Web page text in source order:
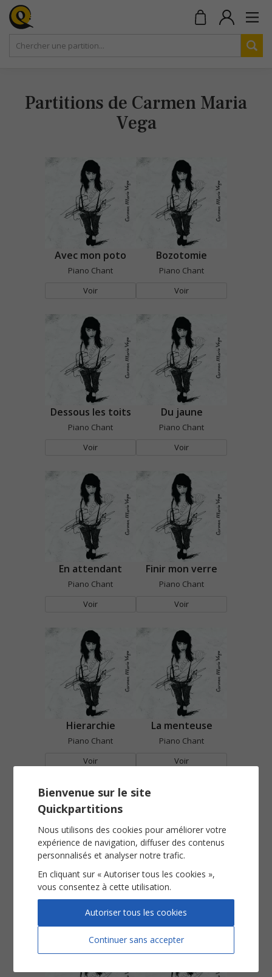
Partitions de Carmen Maria
Vega
Avec mon poto
Piano Chant
Voir
Bozotomie
Piano Chant
Voir
Dessous les toits
Piano Chant
Voir
Du jaune
Piano Chant
Voir
En attendant
Piano Chant
Voir
Finir mon verre
Piano Chant
Voir
Hierarchie
Piano Chant
Voir
La menteuse
Piano Chant
Voir
Le fourbe
Piano Chant
Voir
Piano Chant
Voir
Bienvenue sur le site
Quickpartitions
Nous utilisons des cookies pour améliorer votre
expérience de navigation, diffuser des contenus
personnalisés et analyser notre trafic.
En cliquant sur « Autoriser tous les cookies »,
vous consentez à cette utilisation.
Continuer sans accepter
Autoriser tous les cookies